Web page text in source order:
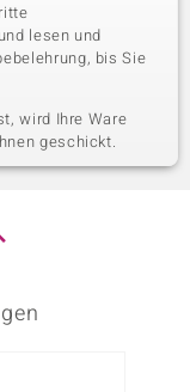
lesen und
bis Sie
wird Ihre Ware
geschickt.